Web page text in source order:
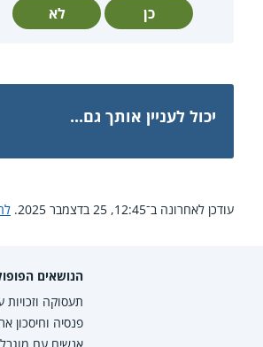
כן לא
יכול לעניין אותך גם...
עודכן לאחרונה ב־12:45, 25 בדצמבר 2025.
הנושאים
תעסוקה וזכויות
פנסיה וחיסכון